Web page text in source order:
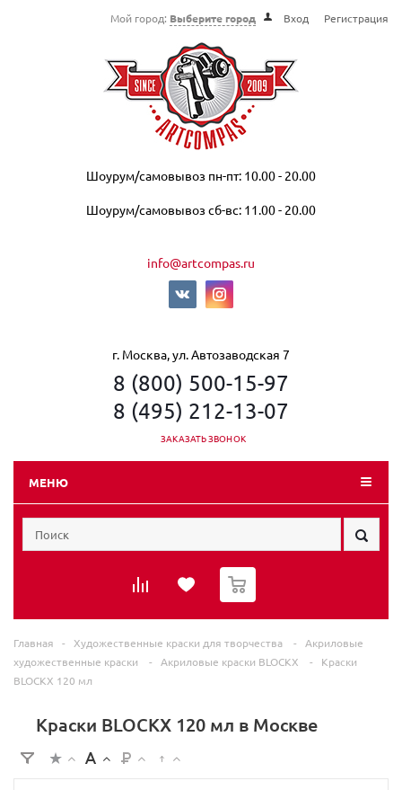
Мой город: Выберите город Вход Регистрация
Шоурум/самовывоз пн-пт: 10.00 - 20.00
Шоурум/самовывоз сб-вс: 11.00 - 20.00
info@artcompas.ru
г. Москва, ул. Автозаводская 7
8 (800) 500-15-97
8 (495) 212-13-07
ЗАКАЗАТЬ ЗВОНОК
МЕНЮ
0
Главная - Художественные краски для творчества -
Акриловые
художественные краски
- Акриловые краски BLOCKX -
Краски
BLOCKX 120 мл
Краски BLOCKX 120 мл в Москве